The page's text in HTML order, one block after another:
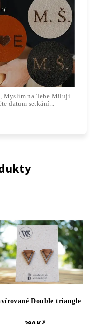
Myslím na Tebe Miluji
datum setkání...
Double triangle